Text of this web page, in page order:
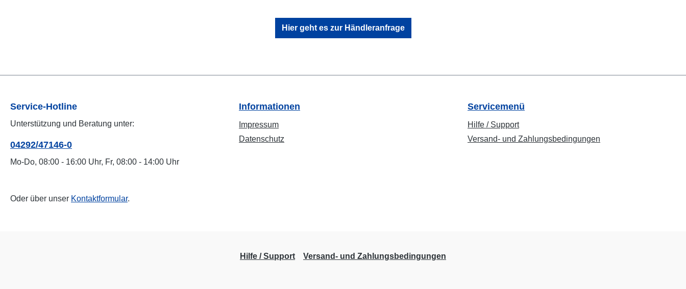
Hier geht es zur Händleranfrage
Service-Hotline
Unterstützung und Beratung unter:
04292/47146-0
Mo-Do, 08:00 - 16:00 Uhr, Fr, 08:00 - 14:00 Uhr
Oder über unser Kontaktformular.
Informationen
Impressum
Datenschutz
Servicemenü
Hilfe / Support
Versand- und Zahlungsbedingungen
Hilfe / Support Versand- und Zahlungsbedingungen